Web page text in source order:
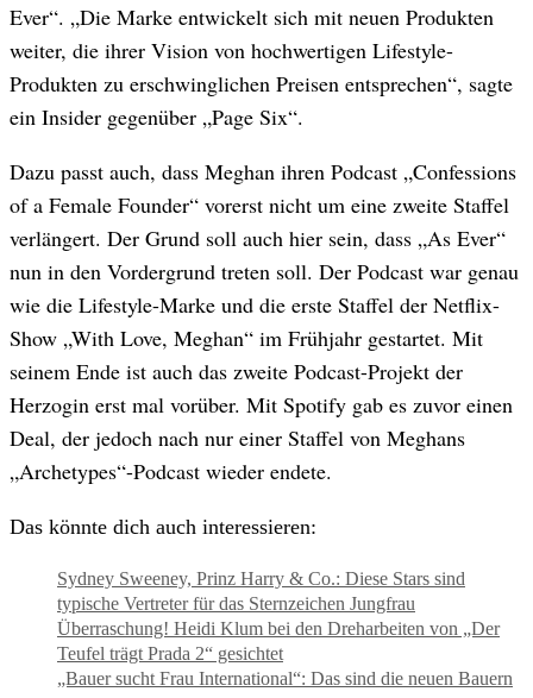
Ever“. „Die Marke entwickelt sich mit neuen Produkten
weiter, die ihrer Vision von hochwertigen Lifestyle-
Produkten zu erschwinglichen Preisen entsprechen“, sagte
ein Insider gegenüber „Page Six“.
Dazu passt auch, dass Meghan ihren Podcast „Confessions
of a Female Founder“ vorerst nicht um eine zweite Staffel
verlängert. Der Grund soll auch hier sein, dass „As Ever“
nun in den Vordergrund treten soll. Der Podcast war genau
wie die Lifestyle-Marke und die erste Staffel der Netflix-
Show „With Love, Meghan“ im Frühjahr gestartet. Mit
seinem Ende ist auch das zweite Podcast-Projekt der
Herzogin erst mal vorüber. Mit Spotify gab es zuvor einen
Deal, der jedoch nach nur einer Staffel von Meghans
„Archetypes“-Podcast wieder endete.
Das könnte dich auch interessieren:
Sydney Sweeney, Prinz Harry & Co.: Diese Stars sind
typische Vertreter für das Sternzeichen Jungfrau
Überraschung! Heidi Klum bei den Dreharbeiten von „Der
Teufel trägt Prada 2“ gesichtet
„Bauer sucht Frau International“: Das sind die neuen Bauern